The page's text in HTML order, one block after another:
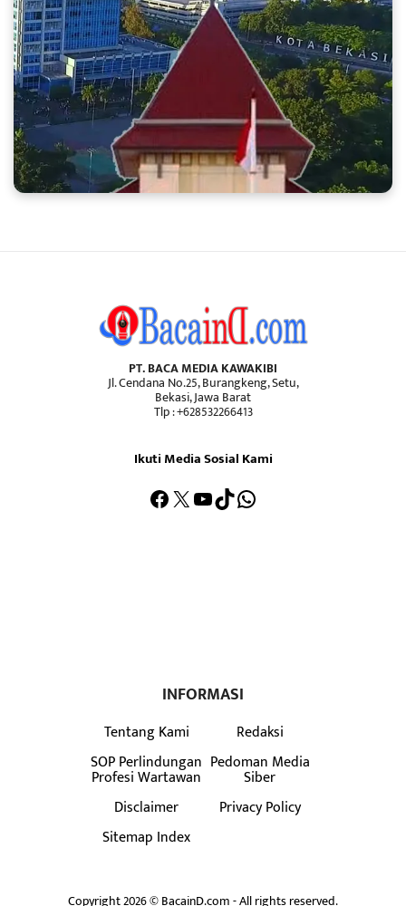
PT. BACA MEDIA KAWAKIBI
Jl. Cendana No.25, Burangkeng, Setu,
Bekasi, Jawa Barat
Tlp : +628532266413
Ikuti Media Sosial Kami
Facebook
X YouTube
TikTokWhatsApp
INFORMASI
Tentang Kami
Redaksi
SOP Perlindungan
Profesi Wartawan
Pedoman Media
Siber
Disclaimer
Privacy Policy
Sitemap Index
Copyright 2026 © BacainD.com - All rights reserved.